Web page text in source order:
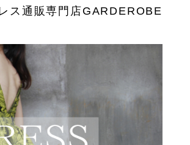
ス通販専門店GARDEROBE